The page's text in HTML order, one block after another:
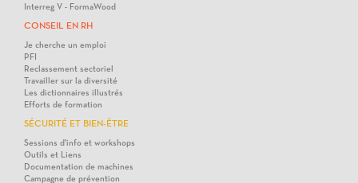
Interreg V - FormaWood
CONSEIL EN RH
Je cherche un emploi
PFI
Reclassement sectoriel
Travailler sur la diversité
Les dictionnaires illustrés
Efforts de formation
SÉCURITÉ ET BIEN-ÊTRE
Sessions d'info et workshops
Outils et Liens
Documentation de machines
Campagne de prévention